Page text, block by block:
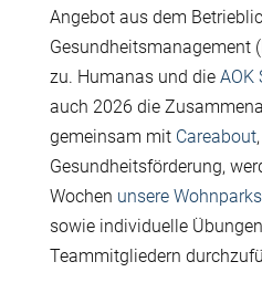
Angebot aus dem
Gesundheitsmanagement
zu. Humanas und die AOK
auch 2026 die
gemeinsam mit Careabout
Gesundheitsförderung,
Wochen unsere Wohnparks
sowie individuelle
Teammitgliedern